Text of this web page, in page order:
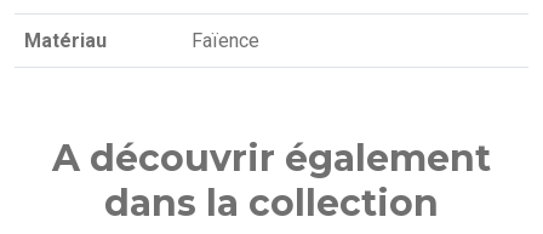
Matériau Faïence
A découvrir également
dans la collection